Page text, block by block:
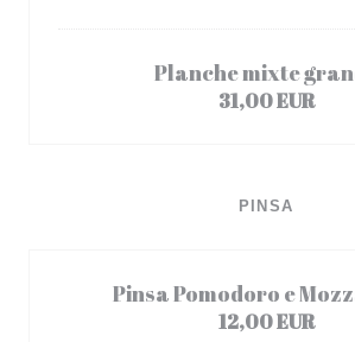
Planche mixte
31,00 EUR
PINSA
Pinsa Pomodoro e
12,00 EUR